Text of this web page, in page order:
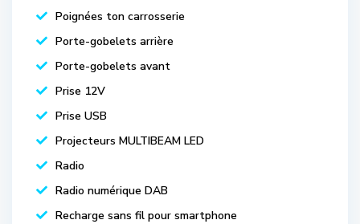
Poignées ton carrosserie
Porte-gobelets arrière
Porte-gobelets avant
Prise 12V
Prise USB
Projecteurs MULTIBEAM LED
Radio
Radio numérique DAB
Recharge sans fil pour smartphone